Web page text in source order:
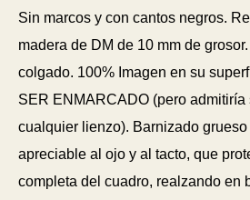
Sin marcos y con cantos negros.
madera de DM de 10 mm de
colgado. 100% Imagen en su
SER ENMARCADO (pero admitiría
cualquier lienzo). Barnizado
apreciable al ojo y al tacto, que
completa del cuadro, realzando en